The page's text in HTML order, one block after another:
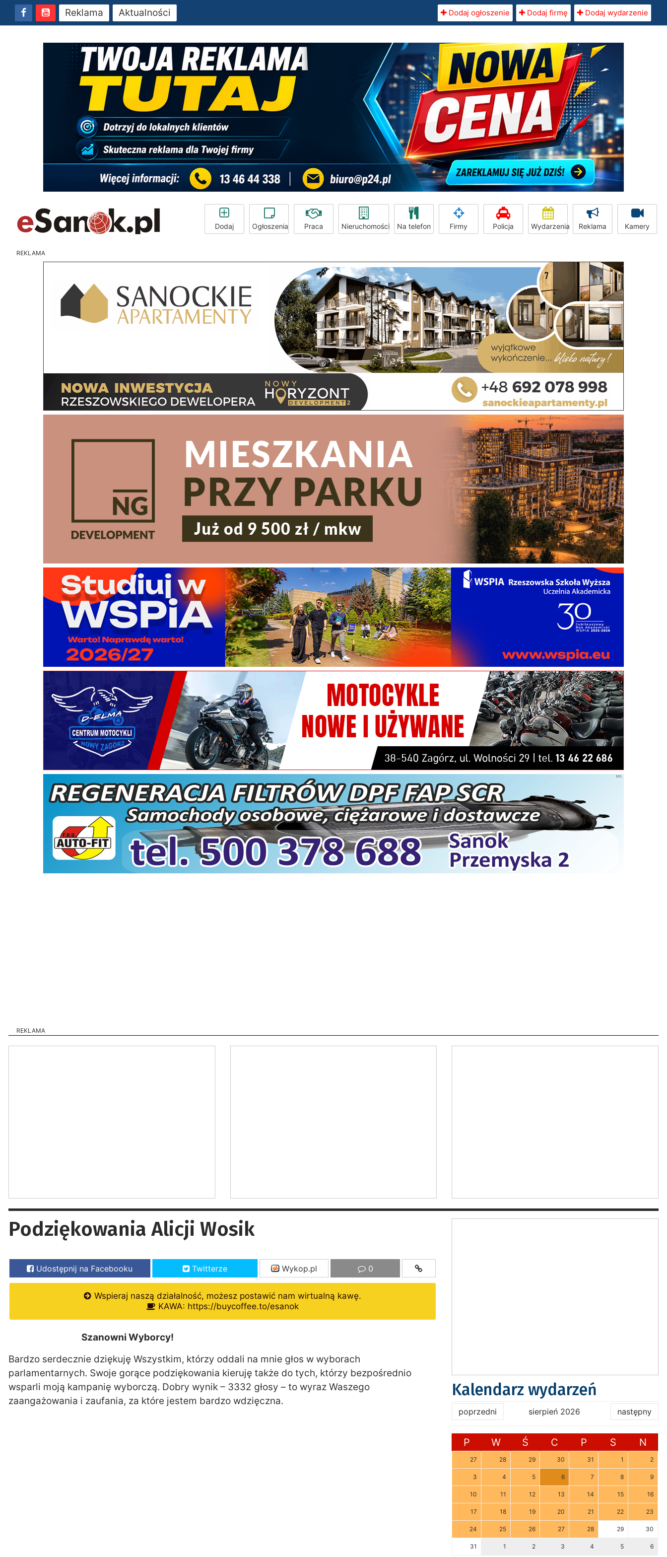
Reklama Aktualności Dodaj ogłoszenie Dodaj firmę Dodaj wydarzenie
Dodaj Ogłoszenia Praca Nieruchomości Na telefon Firmy Policja Wydarzenia Reklama Kamery
REKLAMA
REKLAMA
Podziękowania Alicji Wosik
Udostępnij na Facebooku Twitterze Wykop.pl 0
Wspieraj naszą działalność, możesz postawić nam wirtualną kawę.
KAWA: https://buycoffee.to/esanok
Szanowni Wyborcy!
Bardzo serdecznie dziękuję Wszystkim, którzy oddali na mnie głos w wyborach
parlamentarnych. Swoje gorące podziękowania kieruję także do tych, którzy bezpośrednio
wsparli moją kampanię wyborczą. Dobry wynik – 3332 głosy – to wyraz Waszego
zaangażowania i zaufania, za które jestem bardzo wdzięczna.
Kalendarz wydarzeń
poprzedni sierpień 2026 następny
P W Ś C P S N
27 28 29 30 31 1 2
3 4 5 6 7 8 9
10 11 12 13 14 15 16
17 18 19 20 21 22 23
24 25 26 27 28 29 30
31 1 2 3 4 5 6